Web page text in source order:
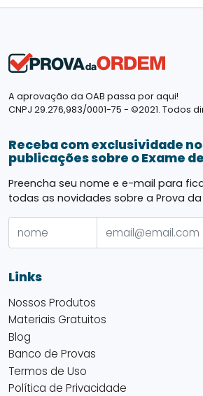
A aprovação da OAB passa por aqui!
CNPJ 29.276,983/0001-75 - ©2021. Todos
Receba com exclusividade
publicações sobre o Exame
Preencha seu nome e e-mail para
todas as novidades sobre a Prova da
Links
Nossos Produtos
Materiais Gratuitos
Blog
Banco de Provas
Termos de Uso
Política de Privacidade